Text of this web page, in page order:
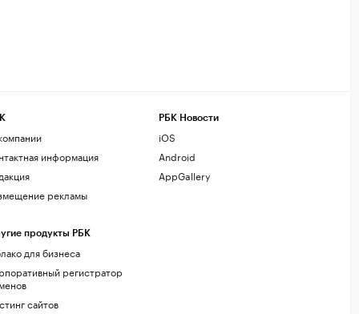
информация
рекламы
продукты РБК
для бизнеса
регистратор
сайтов
РБК Новости
iOS
Android
AppGallery